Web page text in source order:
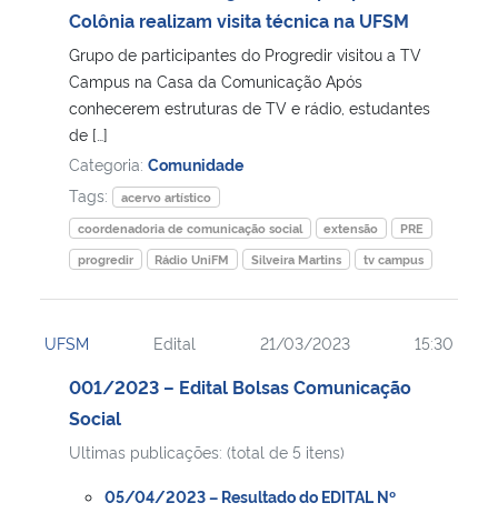
Colônia realizam visita técnica na UFSM
Grupo de participantes do Progredir visitou a TV
Campus na Casa da Comunicação Após
conhecerem estruturas de TV e rádio, estudantes
de […]
Categoria: Comunidade
Tags:
acervo artístico
coordenadoria de comunicação social
extensão
PRE
progredir
Rádio UniFM Silveira Martins tv campus
UFSM Edital 21/03/2023 15:30
001/2023 – Edital Bolsas Comunicação
Social
Ultimas publicações: (total de 5 itens)
05/04/2023 – Resultado do EDITAL Nº